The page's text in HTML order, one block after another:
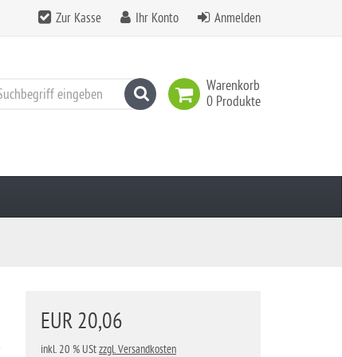
Zur Kasse Ihr Konto Anmelden
Warenkorb
0 Produkte
Suchen
EUR 20,06
inkl. 20 % UStzzgl. Versandkosten